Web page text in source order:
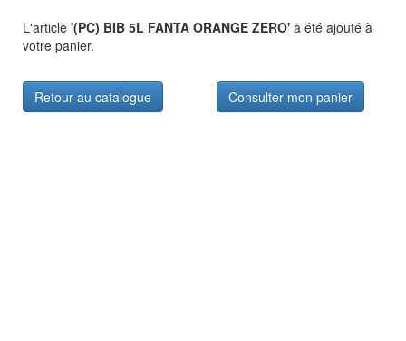
L'article '(PC) BIB 5L FANTA ORANGE ZERO' a été ajouté à
votre panier.
Retour au catalogue Consulter mon panier